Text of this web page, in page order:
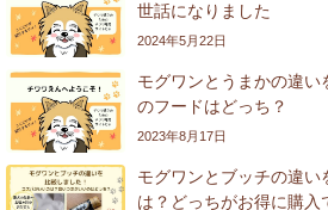
世話になりました
2024年5月22日
モグワンとうまかの違い
のフードはどっち？
2023年8月17日
モグワンとブッチの違
は？どっちがお得に購入